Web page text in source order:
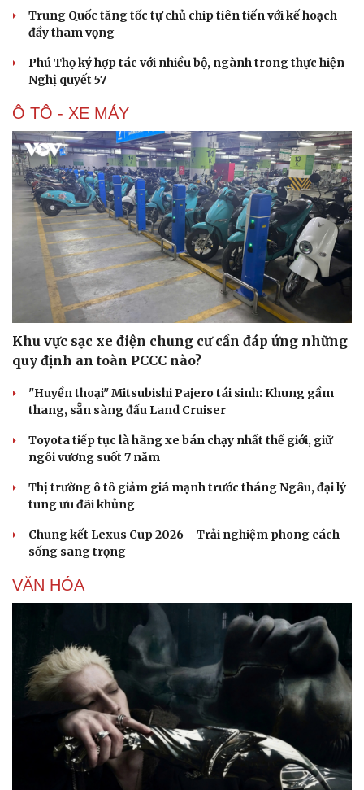
Văn hóa
Sân khấu - Điện ảnh
Văn học
Âm nhạc
Di sản
Giải trí
Nghệ sĩ
Thời trang
Sao Việt
Trung Quốc tăng tốc tự chủ chip tiên tiến với kế hoạch
đầy tham vọng
Phú Thọ ký hợp tác với nhiều bộ, ngành trong thực hiện
Nghị quyết 57
Ô TÔ - XE MÁY
Khu vực sạc xe điện chung cư cần đáp ứng những
quy định an toàn PCCC nào?
"Huyền thoại" Mitsubishi Pajero tái sinh: Khung gầm
thang, sẵn sàng đấu Land Cruiser
Toyota tiếp tục là hãng xe bán chạy nhất thế giới, giữ
ngôi vương suốt 7 năm
Thị trường ô tô giảm giá mạnh trước tháng Ngâu, đại lý
tung ưu đãi khủng
Chung kết Lexus Cup 2026 – Trải nghiệm phong cách
sống sang trọng
VĂN HÓA